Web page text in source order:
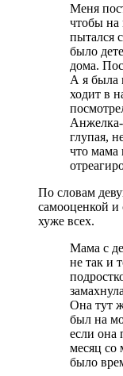
Меня
чтобы на
пытался
было
дома.
А я была
ходит в
глупая,
что мама
По словам
самооценкой и
хуже всех.
Мама с
не так и
Она тут
был на
если она
месяц со
было